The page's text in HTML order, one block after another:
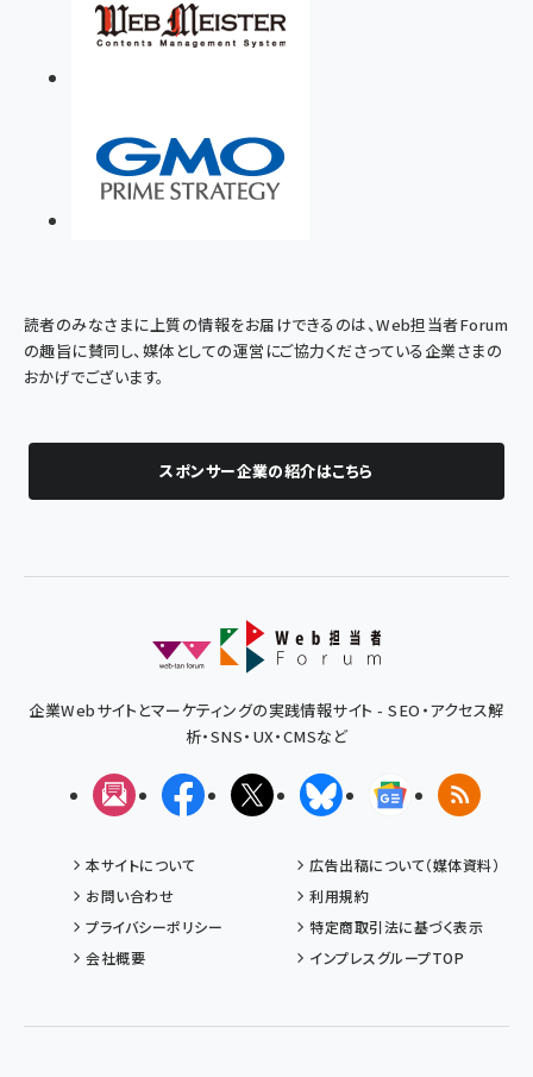
読者のみなさまに上質の情報をお届けできるのは、Web担当者Forum
の趣旨に賛同し、媒体としての運営にご協力くださっている企業さまの
おかげでございます。
スポンサー企業の紹介はこちら
企業Webサイトとマーケティングの実践情報サイト - SEO・アクセス解
析・SNS・UX・CMSなど
メルマガFacebookX(エックス)BlueskyGoogleニュ
RSS
本サイトについて
広告出稿について（媒体資料）
お問い合わせ
利用規約
プライバシーポリシー
特定商取引法に基づく表示
会社概要
インプレスグループTOP